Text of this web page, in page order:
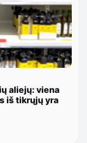
aliejų: viena
iš tikrųjų yra